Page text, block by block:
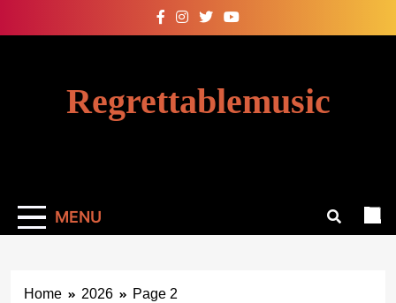
Regrettablemusic
MENU
Home 2026 Page 2